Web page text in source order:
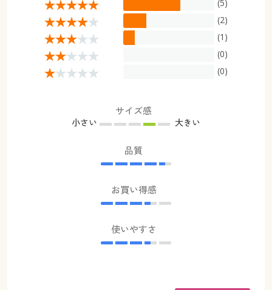
(5)
(2)
(1)
(0)
(0)
サイズ感
小さい 大きい
品質
お買い得感
使いやすさ